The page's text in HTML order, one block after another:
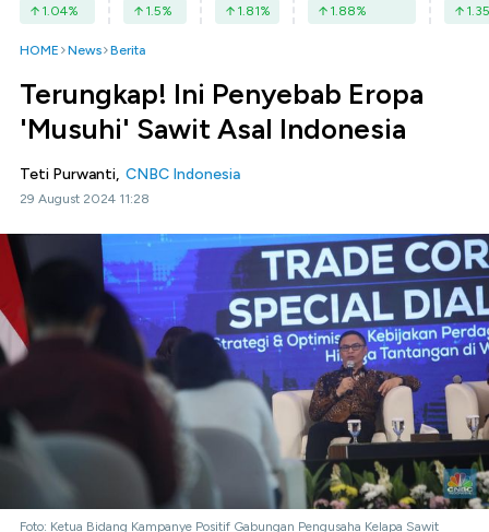
1.04% 1.5% 1.81% 1.88% 1.35
HOME News Berita
Terungkap! Ini Penyebab Eropa
'Musuhi' Sawit Asal Indonesia
Teti Purwanti, CNBC Indonesia
29 August 2024 11:28
Foto: Ketua Bidang Kampanye Positif Gabungan Pengusaha Kelapa Sawit